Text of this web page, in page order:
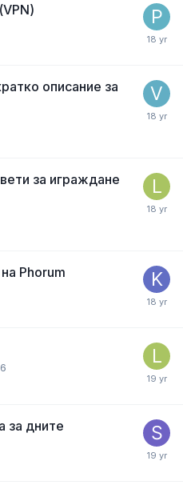
описание за
за играждане
Phorum
за дните